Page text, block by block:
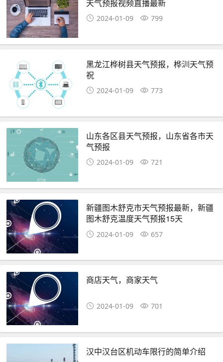
天气预报视频直播最新
2024-01-09 799
黑龙江桦树县天气预报，桦汌天气预
祝
2024-01-09 773
山东各区县天气预报，山东省各市天
气预报
2024-01-09 721
新疆图木舒克市天气预报最新，新疆
图木舒克温度天气预报15天
2024-01-09 657
商店天气，商家天气
2024-01-09 701
汉中汉台区机动车限行的简单介绍